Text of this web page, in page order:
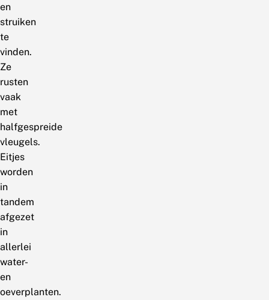
en
struiken
te
vinden.
Ze
rusten
vaak
met
halfgespreide
vleugels.
Eitjes
worden
in
tandem
afgezet
in
allerlei
water-
en
oeverplanten.